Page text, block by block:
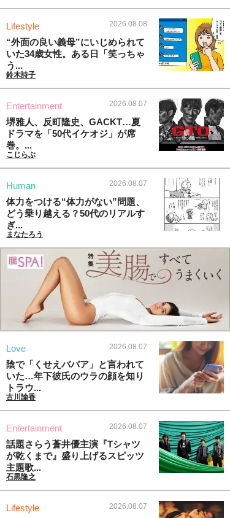
Lifestyle 2026.08.08
“外面の良い義母”にいじめられて
いた34歳女性。ある日「笑っちゃ
う...
鈴木詩子
Entertainment 2026.08.07
堺雅人、反町隆史、GACKT…夏
ドラマを「50代イケオジ」が席
巻。...
こじらぶ
Human 2026.08.07
体力をつける“体力がない”問題、
どう乗り越える？50代のリアルす
ぎ...
まなたろう
Love 2026.08.07
陰で「くせえババア」と言われて
いた…年下彼氏のウラの顔を知り
トラウ...
古川諭香
Entertainment 2026.08.07
話題さらう蒼井優主演『Tシャツ
が乾くまで』盛り上げるスピッツ
主題歌...
石黒隆之
Lifestyle 2026.08.07